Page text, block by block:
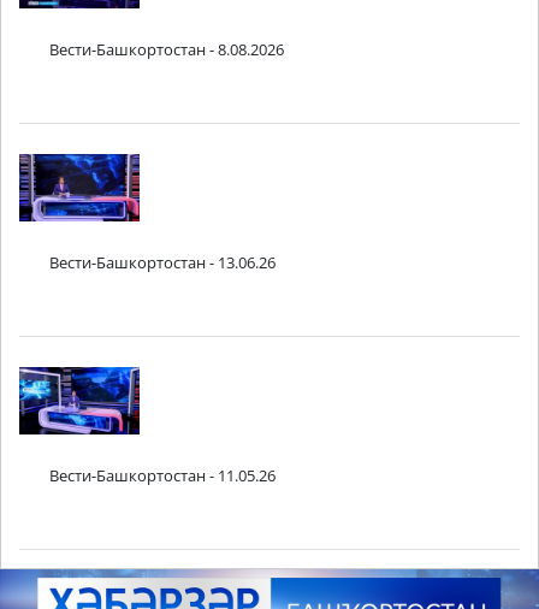
Вести-Башкортостан - 8.08.2026
Вести-Башкортостан - 13.06.26
Вести-Башкортостан - 11.05.26